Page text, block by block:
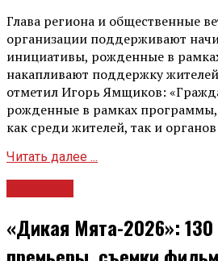
Глава региона и общественные
организации поддерживают
инициативы, рожденные в
накапливают поддержку
отметил Игорь Ямщиков:
рожденные в рамках
как среди жителей, так и органов
Читать далее ...
«Дикая Мята-2026»: 130